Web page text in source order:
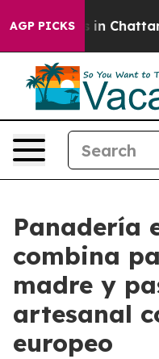
AGP PICKS
Chaos in
Panadería
combina
madre y
artesanal
europeo